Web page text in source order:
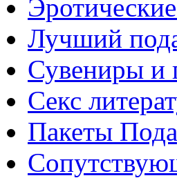
Лучший
Сувениры и
Секс
Пакеты